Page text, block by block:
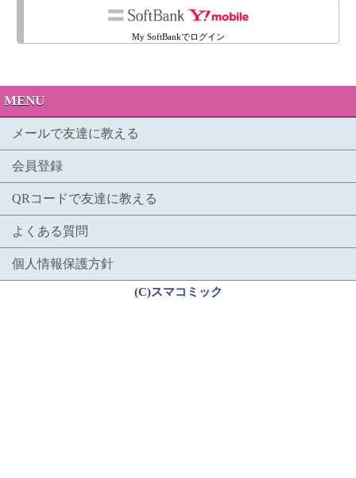
My SoftBankでログイン
MENU
メールで友達に教える
会員登録
QRコードで友達に教える
よくある質問
個人情報保護方針
(C)スマコミック